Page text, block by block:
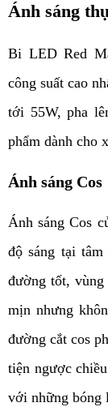
Ánh sáng
Bi LED Red
công suất cao
tới 55W, pha
phẩm dành cho
Ánh sáng Cos
Ánh sáng Cos
độ sáng tại
đường tốt, vùng
mịn nhưng
đường cắt cos
tiện ngược
với những bóng